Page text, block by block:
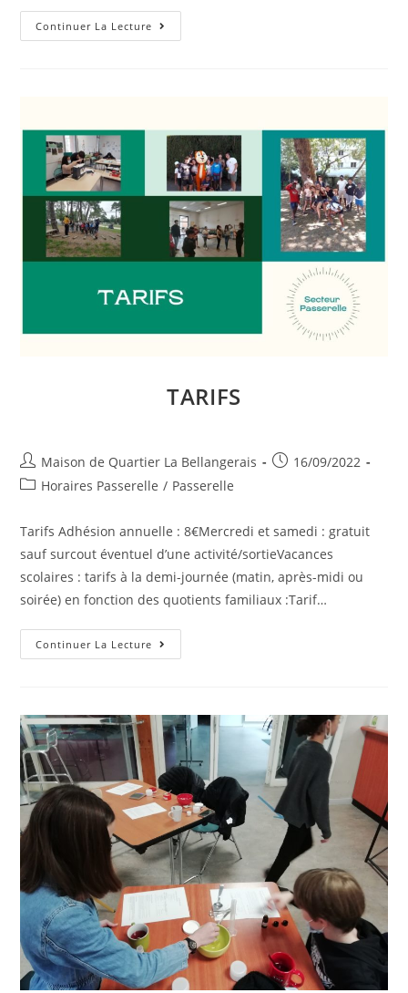
Continuer La Lecture Horaires
Passerelle
TARIFS
Auteur/autrice
de
Maison de Quartier La Bellangerais
Publication
16/09/2022
PostHoraires Passerelle / Passerelle
Tarifs Adhésion annuelle : 8€Mercredi et samedi : gratuit
sauf surcout éventuel d’une activité/sortieVacances
scolaires : tarifs à la demi-journée (matin, après-midi ou
soirée) en fonction des quotients familiaux :Tarif…
Continuer La Lecture TARIFS